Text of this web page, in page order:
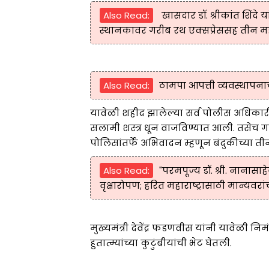
Also Read:
खासदार डॉ. श्रीकांत शिंदे
स्थानकावर गरीब रथ एक्सप्रेससह तीन
Also Read: ठामपा आपत्ती
यावेळी शहीद झालेल्या सर्व पोलीस
सलामी शस्त्र धून वाजविण्यात आली. तसेच
पोलिसांतर्फे अभिवादन म्हणून बंदुकीच्या
Also Read:
"परमपूज्य डॉ. श्री.
वृक्षारोपण; हरित महाराष्ट्रासाठी
मुख्यमंत्री देवेंद्र फडणवीस यांनी यावेळी
हुतात्म्यांच्या कुटुंबीयांची भेट घेतली.